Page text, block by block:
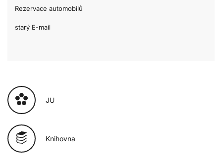
Rezervace automobilů
starý E-mail
JU
Knihovna